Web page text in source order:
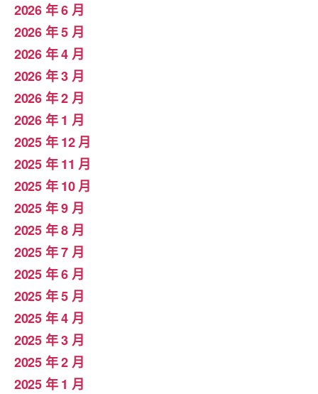
2026 年 6 月
2026 年 5 月
2026 年 4 月
2026 年 3 月
2026 年 2 月
2026 年 1 月
2025 年 12 月
2025 年 11 月
2025 年 10 月
2025 年 9 月
2025 年 8 月
2025 年 7 月
2025 年 6 月
2025 年 5 月
2025 年 4 月
2025 年 3 月
2025 年 2 月
2025 年 1 月